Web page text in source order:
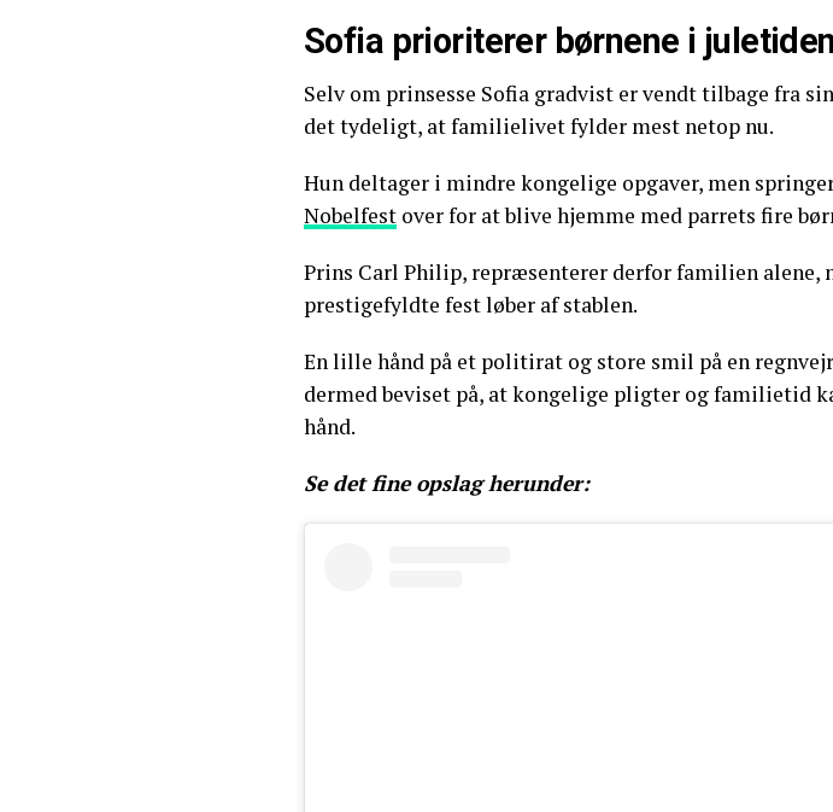
Sofia prioriterer børnene i juletiden
Selv om prinsesse Sofia gradvist er vendt tilbage fra
det tydeligt, at familielivet fylder mest netop nu.
Hun deltager i mindre kongelige opgaver, men
Nobelfest over for at blive hjemme med parrets fire
Prins Carl Philip, repræsenterer derfor familien alene,
prestigefyldte fest løber af stablen.
En lille hånd på et politirat og store smil på en
dermed beviset på, at kongelige pligter og familietid
hånd.
Se det fine opslag herunder: